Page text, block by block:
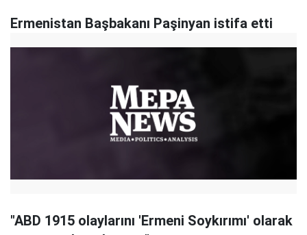
Ermenistan Başbakanı Paşinyan istifa etti
"ABD 1915 olaylarını 'Ermeni Soykırımı' olarak